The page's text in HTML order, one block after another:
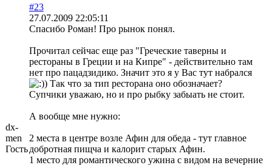
dx-
men
Гость
#23
27.07.2009 22:05:11
Спасибо Роман! Про рынок понял.
Прочитал сейчас еще раз "Греческие таверны и
рестораны в Греции и на Кипре" - действительно там
нет про пацадзидико. Значит это я у Вас тут набрался
) Так что за тип ресторана оно обозначает?
Супчики уважаю, но и про рыбку забыать не стоит.
А вообще мне нужно:
2 места в центре возле Афин для обеда - тут главное
добротная пищча и калорит старых Афин.
1 место для романтического ужина с видом на вечерние